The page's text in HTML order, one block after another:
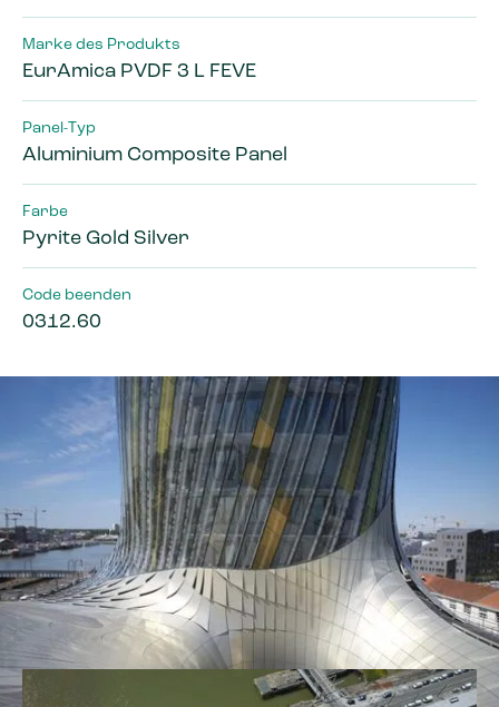
Marke des Produkts
EurAmica PVDF 3 L FEVE
Panel-Typ
Aluminium Composite Panel
Farbe
Pyrite Gold Silver
Code beenden
0312.60